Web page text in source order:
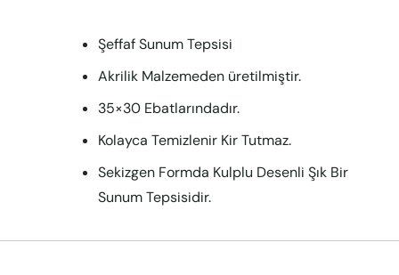
Şeffaf Sunum Tepsisi
Akrilik Malzemeden üretilmiştir.
35×30 Ebatlarındadır.
Kolayca Temizlenir Kir Tutmaz.
Sekizgen Formda Kulplu Desenli Şık Bir
Sunum Tepsisidir.